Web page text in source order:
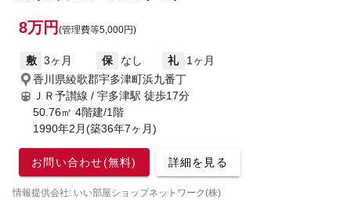
8万円 (管理費等5,000円)
敷 3ヶ月 保 なし 礼
1ヶ月
香川県綾歌郡宇多津町浜九番丁
ＪＲ予讃線 / 宇多津駅 徒歩17分
50.76㎡ 4階建/1階
1990年2月(築36年7ヶ月)
お問い合わせ(無料) 詳細を見る
情報提供会社: いい部屋ショップネットワーク(株)